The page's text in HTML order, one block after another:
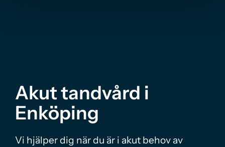
Akut tandvård i
Enköping
Vi hjälper dig när du är i akut behov av